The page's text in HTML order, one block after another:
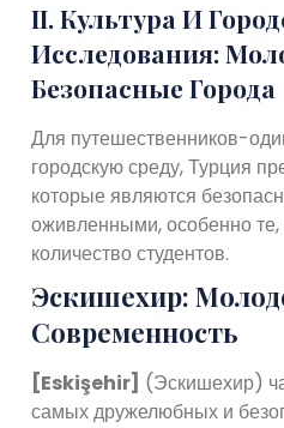
II. Культура И
Исследования:
Безопасные Города
Для путешественников-
городскую среду, Турция
которые являются
оживленными, особенно
количество студентов.
Эскишехир:
Современность
[Eskişehir] (Эскишехир)
самых дружелюбных и